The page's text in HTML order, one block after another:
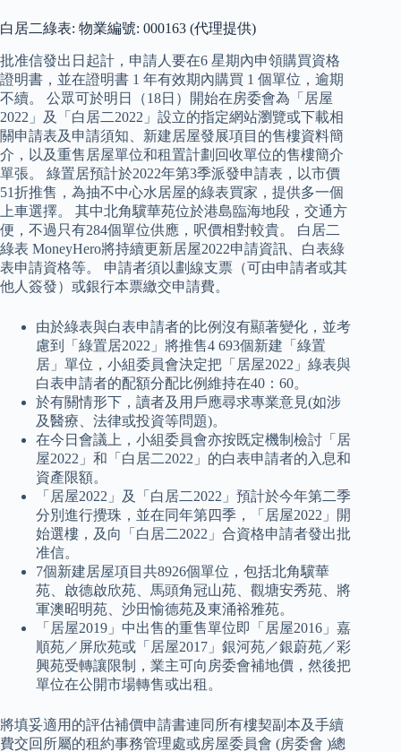
白居二綠表: 物業編號: 000163 (代理提供)
批准信發出日起計，申請人要在6 星期內申領購買資格
證明書，並在證明書 1 年有效期內購買 1 個單位，逾期
不續。 公眾可於明日（18日）開始在房委會為「居屋
2022」及「白居二2022」設立的指定網站瀏覽或下載相
關申請表及申請須知、新建居屋發展項目的售樓資料簡
介，以及重售居屋單位和租置計劃回收單位的售樓簡介
單張。 綠置居預計於2022年第3季派發申請表，以市價
51折推售，為抽不中心水居屋的綠表買家，提供多一個
上車選擇。 其中北角驥華苑位於港島臨海地段，交通方
便，不過只有284個單位供應，呎價相對較貴。 白居二
綠表 MoneyHero將持續更新居屋2022申請資訊、白表綠
表申請資格等。 申請者須以劃線支票（可由申請者或其
他人簽發）或銀行本票繳交申請費。
由於綠表與白表申請者的比例沒有顯著變化，並考
慮到「綠置居2022」將推售4 693個新建「綠置
居」單位，小組委員會決定把「居屋2022」綠表與
白表申請者的配額分配比例維持在40：60。
於有關情形下，讀者及用戶應尋求專業意見(如涉
及醫療、法律或投資等問題)。
在今日會議上，小組委員會亦按既定機制檢討「居
屋2022」和「白居二2022」的白表申請者的入息和
資產限額。
「居屋2022」及「白居二2022」預計於今年第二季
分別進行攪珠，並在同年第四季，「居屋2022」開
始選樓，及向「白居二2022」合資格申請者發出批
准信。
7個新建居屋項目共8926個單位，包括北角驥華
苑、啟德啟欣苑、馬頭角冠山苑、觀塘安秀苑、將
軍澳昭明苑、沙田愉德苑及東涌裕雅苑。
「居屋2019」中出售的重售單位即「居屋2016」嘉
順苑／屏欣苑或「居屋2017」銀河苑／銀蔚苑／彩
興苑受轉讓限制，業主可向房委會補地價，然後把
單位在公開市場轉售或出租。
將填妥適用的評估補價申請書連同所有樓契副本及手續
費交回所屬的租約事務管理處或房屋委員會 (房委會 )總